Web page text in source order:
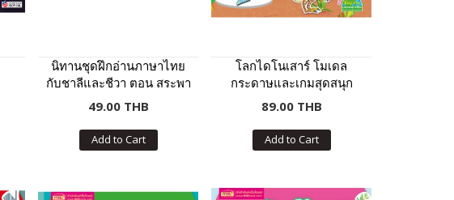
นิทานชุดฝึกอ่านภาษาไทย
กับชาลีและชีวา ตอน สระพา
สนุก
49.00 THB
Add to Cart
โลกไดโนเสาร์ โมเดล
กระดาษและเกมสุดสนุก
89.00 THB
Add to Cart